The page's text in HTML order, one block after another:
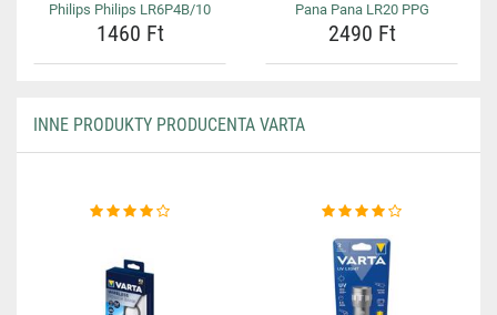
Philips Philips LR6P4B/10
1460 Ft
Pana Pana LR20 PPG
2490 Ft
INNE PRODUKTY PRODUCENTA VARTA